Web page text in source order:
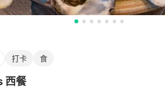
打卡 食
西餐